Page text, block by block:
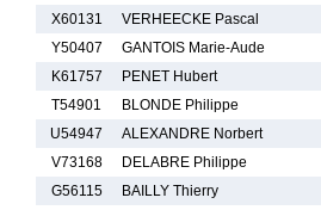
X60131
VERHEECKE Pascal
Y50407
GANTOIS Marie-Aude
K61757
PENET Hubert
T54901
BLONDE Philippe
U54947
ALEXANDRE Norbert
V73168
DELABRE Philippe
G56115
BAILLY Thierry